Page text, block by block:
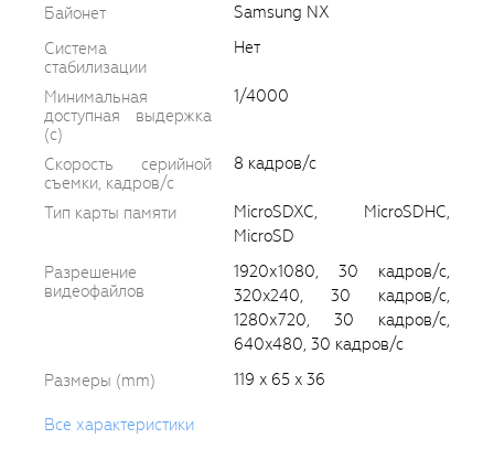
Байонет
Samsung NX
Система
стабилизации
Нет
Минимальная
доступная выдержка
(c)
1/4000
Скорость серийной
съемки, кадров/с
8 кадров/с
Тип карты памяти
MicroSDXC, MicroSDHC,
MicroSD
Разрешение
видеофайлов
1920х1080, 30 кадров/с,
320x240, 30 кадров/с,
1280х720, 30 кадров/с,
640x480, 30 кадров/с
Размеры (mm)
119 x 65 x 36
Все характеристики